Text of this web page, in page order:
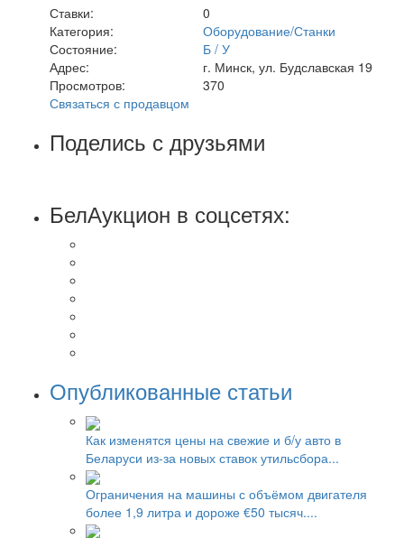
Ставки:
0
Категория:
Оборудование/Станки
Состояние:
Б / У
Адрес:
г. Минск, ул. Будславская 19
Просмотров:
370
Связаться с продавцом
Поделись с друзьями
БелАукцион в соцсетях:
Опубликованные статьи
Как изменятся цены на свежие и б/у авто в
Беларуси из-за новых ставок утильсбора...
Ограничения на машины с объёмом двигателя
более 1,9 литра и дороже €50 тысяч....